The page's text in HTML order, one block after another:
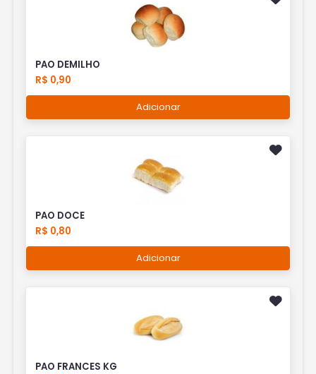
PAO DEMILHO
R$ 0,90
Adicionar
PAO DOCE
R$ 0,80
Adicionar
PAO FRANCES KG